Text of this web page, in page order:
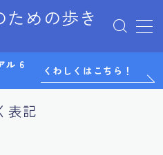
めの歩き
ル 6
くわしくはこちら！
表記